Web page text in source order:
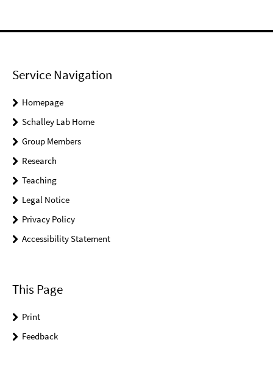
Service Navigation
Homepage
Schalley Lab Home
Group Members
Research
Teaching
Legal Notice
Privacy Policy
Accessibility Statement
This Page
Print
Feedback